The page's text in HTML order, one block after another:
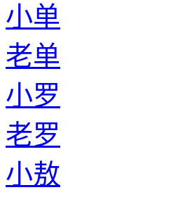
小单
老单
小罗
老罗
小敖